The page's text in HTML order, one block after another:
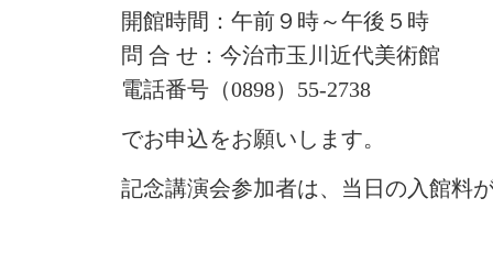
開館時間：午前９時～午後５時
問 合 せ：今治市玉川近代美術館
電話番号（0898）55-2738
でお申込をお願いします。
記念講演会参加者は、当日の入館料